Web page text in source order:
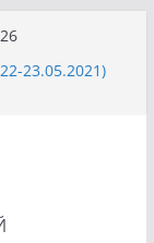
23.05.2021)
5.09.2021)
по Кюдо,
по Кюдо /